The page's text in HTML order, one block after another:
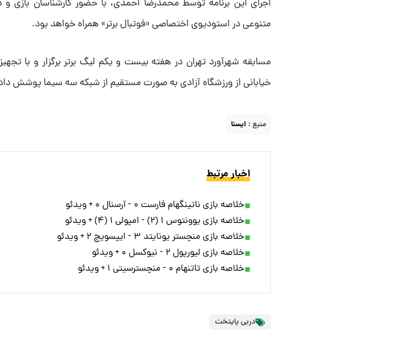
اجرای این برنامه توسط محمدرضا احمدی، با حضور کارشناسان بازی
متنوعی در استودیوی اختصاصی «فوتبال برتر» همراه خواهد بود.
خیابانی از ورزشگاه آزادی به صورت مستقیم از شبکه سه سیما پوشش
منبع : ایسنا
اخبار مرتبط
خلاصه بازی ناتینگهام فارست ۰ - آرسنال ۰ + ویدئو
خلاصه بازی یوونتوس ۱ (۲) - امپولی ۱ (۴) + ویدئو
خلاصه بازی منچستر یونایتد ۳ - ایپسویچ ۲ + ویدئو
خلاصه بازی لیورپول ۲ - نیوکسل ۰ + ویدئو
خلاصه بازی تاتنهام ۰ - منچسترسیتی ۱ + ویدئو
دربی پایتخت